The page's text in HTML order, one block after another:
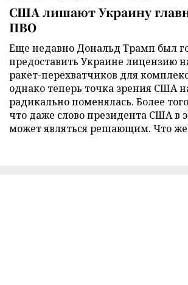
США лишают Украину
ПВО
Еще недавно Дональд Трамп был
предоставить Украине лицензию
ракет-перехватчиков для
однако теперь точка зрения США
радикально поменялась. Более
что даже слово президента США в
может являться решающим. Что